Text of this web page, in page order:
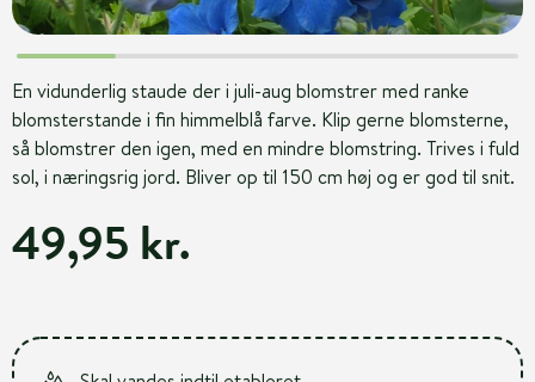
En vidunderlig staude der i juli-aug blomstrer med ranke
blomsterstande i fin himmelblå farve. Klip gerne blomsterne,
så blomstrer den igen, med en mindre blomstring. Trives i fuld
sol, i næringsrig jord. Bliver op til 150 cm høj og er god til snit.
49,95 kr.